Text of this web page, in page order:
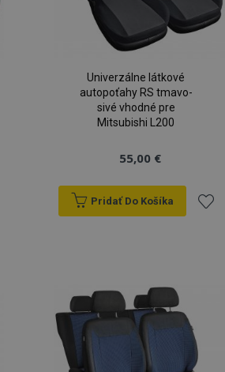
Univerzálne látkové
autopoťahy RS tmavo-
sivé vhodné pre
Mitsubishi L200
55,00 €
Pridať Do Košíka
prianí